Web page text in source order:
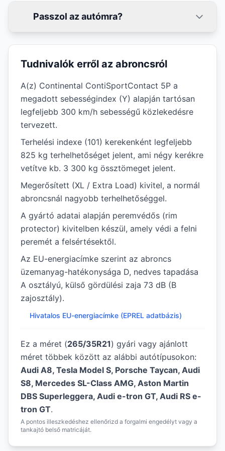
Passzol az autómra?
Tudnivalók erről az abroncsról
A(z) Continental ContiSportContact 5P a
megadott sebességindex (Y) alapján tartósan
legfeljebb 300 km/h sebességű közlekedésre
tervezett.
Terhelési indexe (101) kerekenként legfeljebb
825 kg terhelhetőséget jelent, ami négy kerékre
vetítve kb. 3 300 kg össztömeget jelent.
Megerősített (XL / Extra Load) kivitel, a normál
abroncsnál nagyobb terhelhetőséggel.
A gyártó adatai alapján peremvédős (rim
protector) kivitelben készül, amely védi a felni
peremét a felsértésektől.
Az EU-energiacímke szerint az abroncs
üzemanyag-hatékonysága D, nedves tapadása
A osztályú, külső gördülési zaja 73 dB (B
zajosztály).
Hivatalos EU-energiacímke (EPREL adatbázis)
Ez a méret (265/35R21) gyári vagy ajánlott
méret többek között az alábbi autótípusokon:
Audi A8, Tesla Model S, Porsche Taycan, Audi
S8, Mercedes SL-Class AMG, Aston Martin
DBS Superleggera, Audi e-tron GT, Audi RS e-
tron GT.
A pontos illeszkedéshez ellenőrizd a forgalmi engedélyt vagy a
tankajtó belső matricáját.